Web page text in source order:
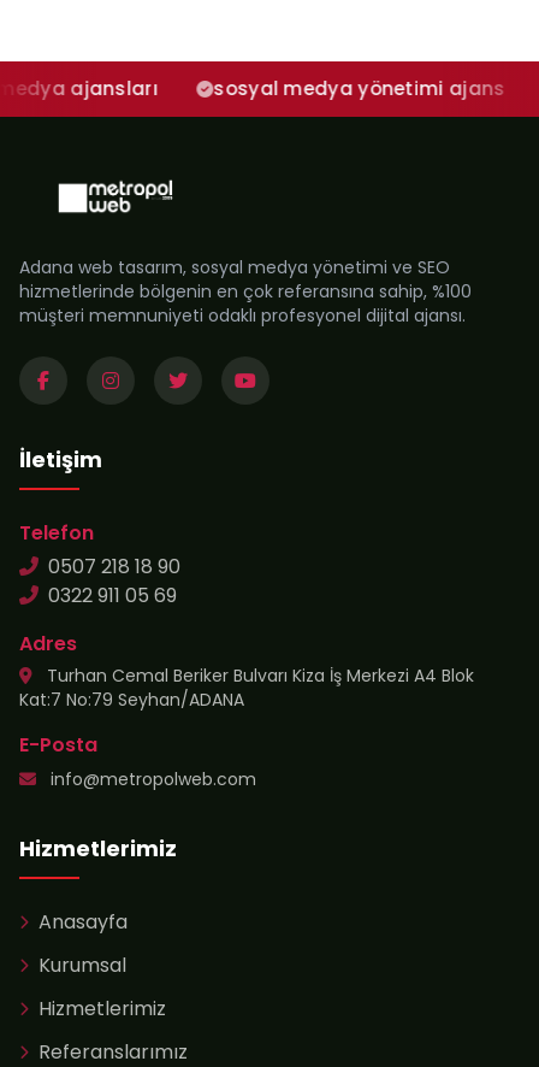
sosyal medya yönetimi ajans
Adana web tasarım, sosyal medya yönetimi ve SEO
hizmetlerinde bölgenin en çok referansına sahip, %100
müşteri memnuniyeti odaklı profesyonel dijital ajansı.
İletişim
Telefon
0507 218 18 90
0322 911 05 69
Adres
Turhan Cemal Beriker Bulvarı Kiza İş Merkezi A4 Blok
Kat:7 No:79 Seyhan/ADANA
E-Posta
info@metropolweb.com
Hizmetlerimiz
Anasayfa
Kurumsal
Hizmetlerimiz
Referanslarımız